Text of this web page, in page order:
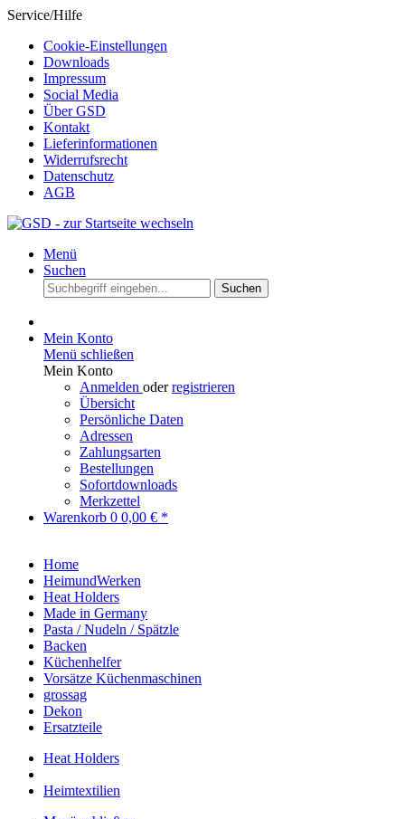
Service/Hilfe
Cookie-Einstellungen
Downloads
Impressum
Social Media
Über GSD
Kontakt
Lieferinformationen
Widerrufsrecht
Datenschutz
AGB
Menü
Suchen
Suchen
Mein Konto
Menü schließen
Mein Konto
Anmelden oderregistrieren
Übersicht
Persönliche Daten
Adressen
Zahlungsarten
Bestellungen
Sofortdownloads
Merkzettel
Warenkorb 0 0,00 € *
Home
HeimundWerken
Heat Holders
Made in Germany
Pasta / Nudeln / Spätzle
Backen
Küchenhelfer
Vorsätze Küchenmaschinen
grossag
Dekon
Ersatzteile
Heat Holders
Heimtextilien